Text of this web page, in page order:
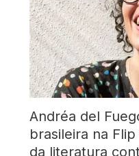
Andréa del
brasileira na
da literatura